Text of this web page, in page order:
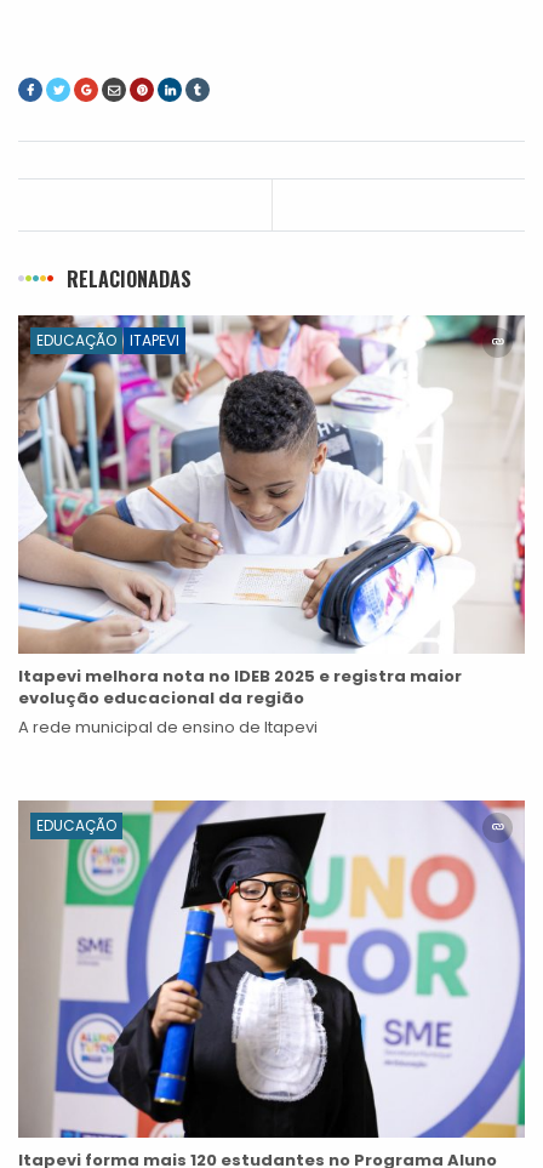
RELACIONADAS
EDUCAÇÃO ITAPEVI
Itapevi melhora nota no IDEB 2025 e registra maior
evolução educacional da região
A rede municipal de ensino de Itapevi
EDUCAÇÃO
Itapevi forma mais 120 estudantes no Programa Aluno